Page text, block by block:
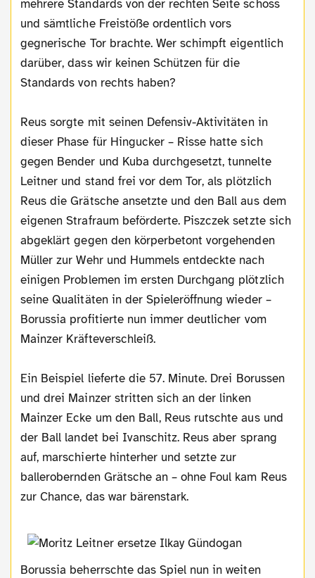
mehrere Standards von der rechten Seite schoss
und sämtliche Freistöße ordentlich vors
gegnerische Tor brachte. Wer schimpft eigentlich
darüber, dass wir keinen Schützen für die
Standards von rechts haben?
Reus sorgte mit seinen Defensiv-Aktivitäten in
dieser Phase für Hingucker – Risse hatte sich
gegen Bender und Kuba durchgesetzt, tunnelte
Leitner und stand frei vor dem Tor, als plötzlich
Reus die Grätsche ansetzte und den Ball aus dem
eigenen Strafraum beförderte. Piszczek setzte sich
abgeklärt gegen den körperbetont vorgehenden
Müller zur Wehr und Hummels entdeckte nach
einigen Problemen im ersten Durchgang plötzlich
seine Qualitäten in der Spieleröffnung wieder –
Borussia profitierte nun immer deutlicher vom
Mainzer Kräfteverschleiß.
Ein Beispiel lieferte die 57. Minute. Drei Borussen
und drei Mainzer stritten sich an der linken
Mainzer Ecke um den Ball, Reus rutschte aus und
der Ball landet bei Ivanschitz. Reus aber sprang
auf, marschierte hinterher und setzte zur
ballerobernden Grätsche an – ohne Foul kam Reus
zur Chance, das war bärenstark.
Borussia beherrschte das Spiel nun in weiten